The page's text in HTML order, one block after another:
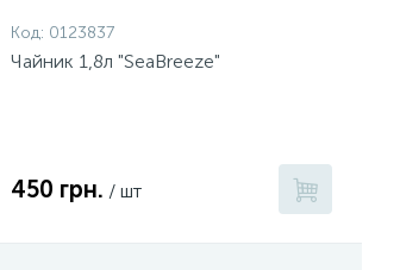
Код: 0123837
Чайник 1,8л "SeaBreeze"
450 грн. / шт